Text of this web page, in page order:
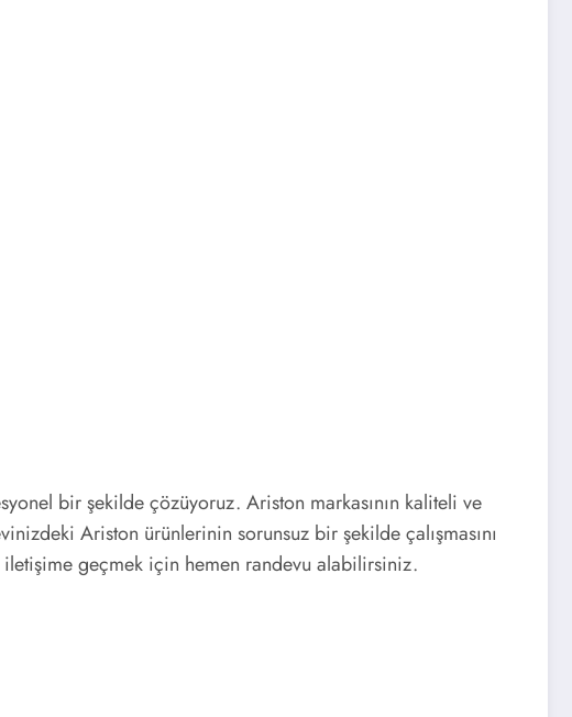
bir şekilde çözüyoruz. Ariston markasının kaliteli ve
Ariston ürünlerinin sorunsuz bir şekilde çalışmasını
geçmek için hemen randevu alabilirsiniz.